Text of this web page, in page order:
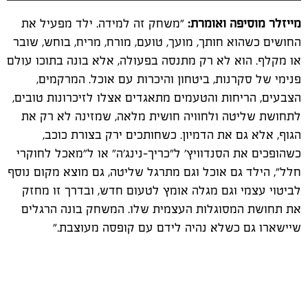
מייזלר מוסיפה ואומרת: "משחק זה למידה. ילד מפעיל את
החושים כשהוא חותך, מועך, טועם, מורח, מריח, בוחש, שובר
או מקלף. הוא לא רק מתנסה בפעולה, אלא בונה בתוכו עולם
פנימי של סקרנות, ביטחון והיכרות עם אוכל. המרקמים,
הצבעים, הריחות והטעמים מתאגדים אצלו לזיכרונות טובים,
לתחושת שליטה ולחוויה חושית מלאה, שמזינה לא רק את
הגוף, אלא גם את הדמיון. כשחותכים ירק בצורת כוכב,
כשהופכים את הסנדוויץ' ל"כריך-נינג'ה" או ל"מאכל לחוקרי
חלל", הילד גם אוכל וגם מתרגל שליטה, גם מוצא מקום נוסף
לביטוי עצמי וגם מגלה אומץ לטעום חדש, ובדרך זו מחזק
את תחושת המסוגלות העצמית שלו. המשחק בונה הרגלים
שיישארו גם כשלא נהיה לידם עם קופסה מעוצבת."